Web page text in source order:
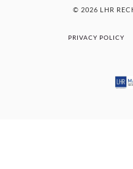
© 2026 LHR
PRIVACY POLICY